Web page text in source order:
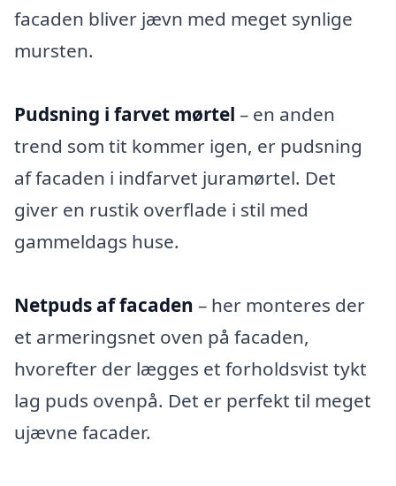
facaden bliver jævn med meget synlige
mursten.
Pudsning i farvet mørtel – en anden
trend som tit kommer igen, er pudsning
af facaden i indfarvet juramørtel. Det
giver en rustik overflade i stil med
gammeldags huse.
Netpuds af facaden – her monteres der
et armeringsnet oven på facaden,
hvorefter der lægges et forholdsvist tykt
lag puds ovenpå. Det er perfekt til meget
ujævne facader.